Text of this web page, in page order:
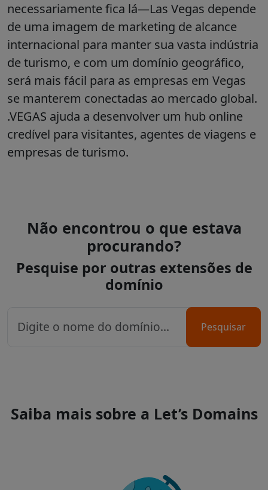
necessariamente fica lá—Las Vegas depende
de uma imagem de marketing de alcance
internacional para manter sua vasta indústria
de turismo, e com um domínio geográfico,
será mais fácil para as empresas em Vegas
se manterem conectadas ao mercado global.
.VEGAS ajuda a desenvolver um hub online
credível para visitantes, agentes de viagens e
empresas de turismo.
Não encontrou o que estava
procurando?
Pesquise por outras extensões de
domínio
Pesquisar